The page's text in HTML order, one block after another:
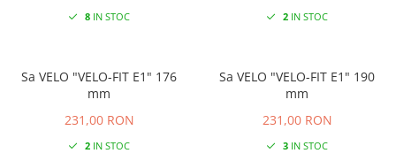
8IN STOC 2IN STOC
Sa VELO "VELO-FIT E1" 176
mm
231,00 RON
2IN STOC
Sa VELO "VELO-FIT E1" 190
mm
231,00 RON
3IN STOC